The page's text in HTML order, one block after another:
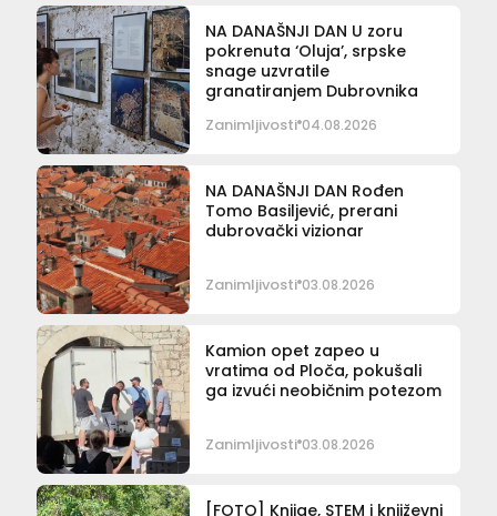
NA DANAŠNJI DAN U zoru
pokrenuta ‘Oluja’, srpske
snage uzvratile
granatiranjem Dubrovnika
Zanimljivosti 04.08.2026
NA DANAŠNJI DAN Rođen
Tomo Basiljević, prerani
dubrovački vizionar
Zanimljivosti 03.08.2026
Kamion opet zapeo u
vratima od Ploča, pokušali
ga izvući neobičnim potezom
Zanimljivosti 03.08.2026
[FOTO] Knjige, STEM i književni